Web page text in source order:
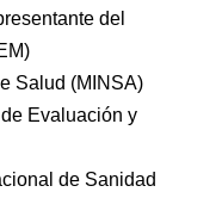
del
Salud (MINSA)
Evaluación y
de Sanidad